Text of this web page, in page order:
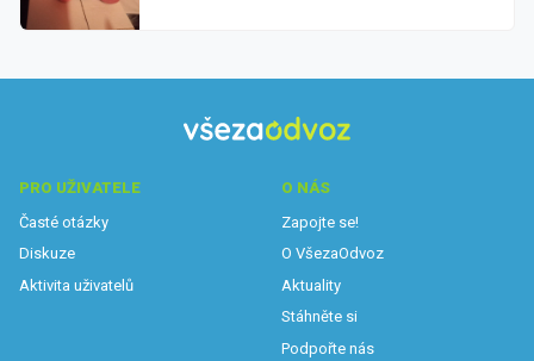
PRO UŽIVATELE
Časté otázky
Diskuze
Aktivita uživatelů
O NÁS
Zapojte se!
O VšezaOdvoz
Aktuality
Stáhněte si
Podpořte nás